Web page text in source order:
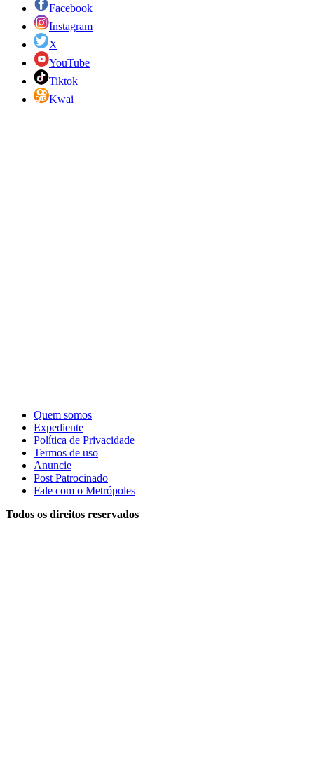
Facebook
Instagram
X
YouTube
Tiktok
Kwai
Quem somos
Expediente
Política de Privacidade
Termos de uso
Anuncie
Post Patrocinado
Fale com o Metrópoles
Todos os direitos reservados